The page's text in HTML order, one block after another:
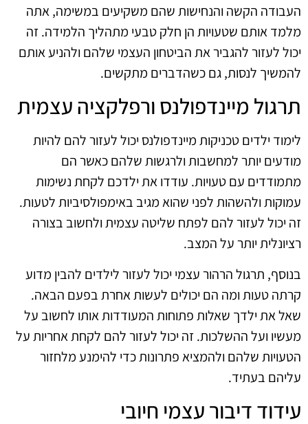
העבודה הקשה והנחישות שהם משקיעים במשימה, אתה
מלמד אותם שטעויות הן חלק טבעי מתהליך הלמידה. זה
יכול לעזור להגביר את הביטחון העצמי שלהם ולהניע אותם
להמשיך לנסות, גם כשהדברים מתקשים.
תרגול מיינדפולנס ורפלקציה עצמית
לימוד ילדים טכניקות מיינדפולנס יכול לעזור להם להיות
מודעים יותר למחשבות ולרגשות שלהם כאשר הם
מתמודדים עם טעויות. עודדו את ילדכם לקחת נשימות
עמוקות ולהשהות לפני שהוא מגיב באימפולסיביות לטעות.
זה יכול לעזור להם לפתח שליטה עצמית ולחשוב בצורה
רציונלית יותר על המצב.
בנוסף, תרגול הרהור עצמי יכול לעזור לילדים להבין מדוע
קרתה טעות ומה הם יכולים לעשות אחרת בפעם הבאה.
שאל את ילדך שאלות פתוחות המעודדות אותו לחשוב על
מעשיו ועל ההשלכות. זה יכול לעזור להם לקחת אחריות על
הטעויות שלהם ולהמציא פתרונות כדי להימנע מלחזור
עליהם בעתיד.
עידוד דיבור עצמי חיובי